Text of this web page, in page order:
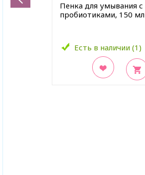
Пенка для умывания с
пробиотиками, 150 мл
Есть в наличии (1)